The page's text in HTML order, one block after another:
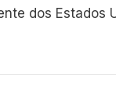
dos Estados